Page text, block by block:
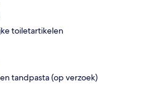
toiletartikelen
tandpasta (op verzoek)